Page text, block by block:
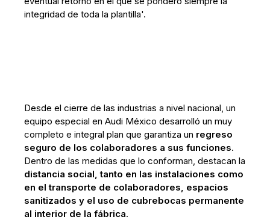
integridad de toda la plantilla'.
Desde el cierre de las industrias a nivel nacional, un
equipo especial en Audi México desarrolló un muy
completo e integral plan que garantiza un regreso
seguro de los colaboradores a sus funciones.
Dentro de las medidas que lo conforman, destacan la
distancia social, tanto en las instalaciones como
en el transporte de colaboradores, espacios
sanitizados y el uso de cubrebocas permanente
al interior de la fábrica.